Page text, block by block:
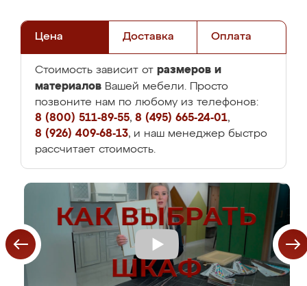
Цена Доставка Оплата
Стоимость зависит от размеров и
материалов Вашей мебели. Просто
позвоните нам по любому из телефонов:
8 (800) 511-89-55, 8 (495) 665-24-01,
8 (926) 409-68-13, и наш менеджер быстро
рассчитает стоимость.